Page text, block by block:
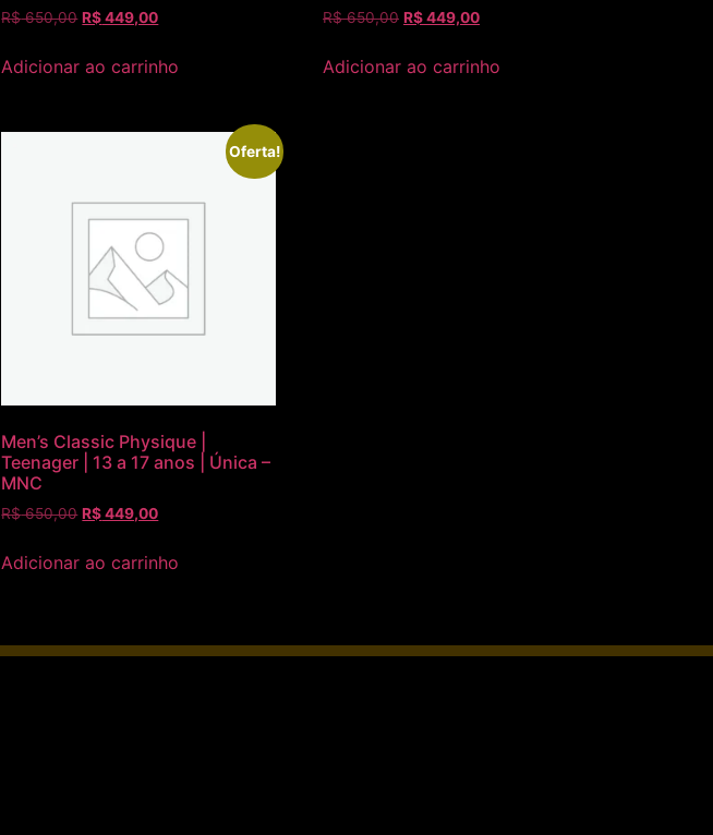
R$650,00 R$449,00
Adicionar ao carrinho
R$650,00 R$449,00
Adicionar ao carrinho
Oferta!
Men’s Classic Physique |
Teenager | 13 a 17 anos | Única –
MNC
R$650,00 R$449,00
Adicionar ao carrinho